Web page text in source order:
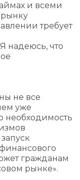
и всеми
требует
надеюсь, что
не все
уже
необходимость
гражданам
рынке».